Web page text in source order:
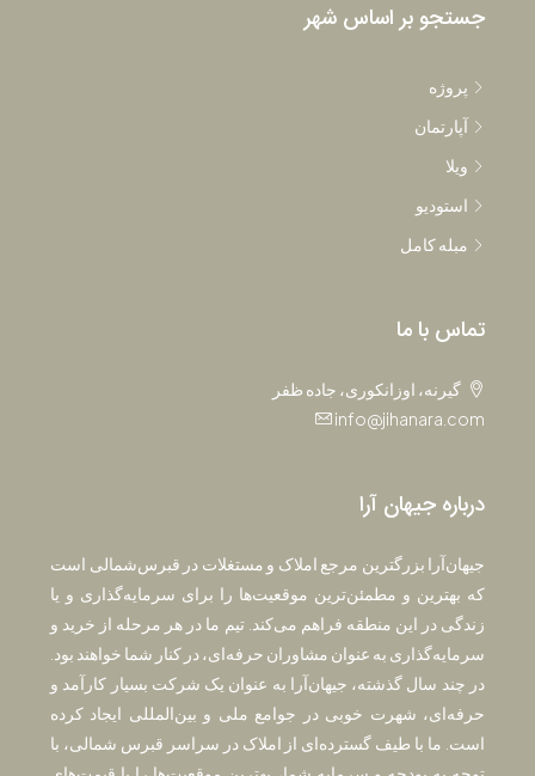
جستجو بر اساس شهر
پروژه
آپارتمان
ویلا
استودیو
مبله کامل
تماس با ما
گیرنه، اوزانکوری، جاده ظفر
info@jihanara.com
درباره جیهان آرا
جیهان‌آرا بزرگترین مرجع املاک و مستغلات در قبرس‌شمالی است
که بهترین و مطمئن‌ترین موقعیت‌ها را برای سرمایه‌گذاری و یا
زندگی در این منطقه فراهم می‌کند. تیم ما در هر مرحله از خرید و
سرمایه‌گذاری به عنوان مشاوران حرفه‌ای، در کنار شما خواهند بود.
در چند سال گذشته، جیهان‌آرا به عنوان یک شرکت بسیار کارآمد و
حرفه‌ای، شهرت خوبی در جوامع ملی و بین‌المللی ایجاد کرده
است. ما با طیف گسترده‌ای از املاک در سراسر قبرس شمالی، با